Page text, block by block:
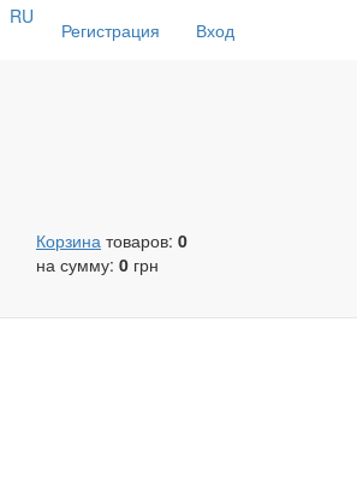
Регистрация Вход
RU
Корзина товаров: 0
на сумму: 0 грн